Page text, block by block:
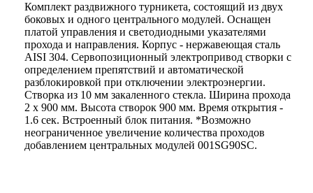
Комплект раздвижного турникета, состоящий из двух
боковых и одного центрального модулей. Оснащен
платой управления и светодиодными указателями
прохода и направления. Корпус - нержавеющая сталь
AISI 304. Сервопозиционный электропривод створки с
определением препятствий и автоматической
разблокировкой при отключении электроэнергии.
Створка из 10 мм закаленного стекла. Ширина прохода
2 х 900 мм. Высота створок 900 мм. Время открытия -
1.6 сек. Встроенный блок питания. *Возможно
неограниченное увеличение количества проходов
добавлением центральных модулей 001SG90SC.